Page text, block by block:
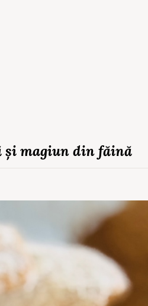
și magiun din făină